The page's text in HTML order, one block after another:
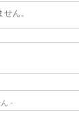
ん。
-